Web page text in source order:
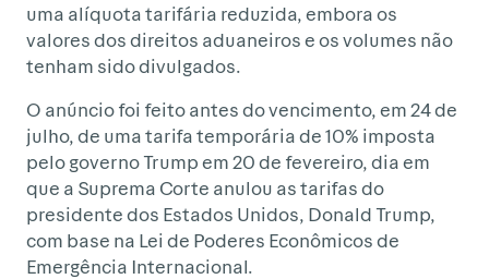
uma alíquota tarifária reduzida, embora os
valores dos direitos aduaneiros e os volumes não
tenham sido divulgados.
O anúncio foi feito antes do vencimento, em 24 de
julho, de uma tarifa temporária de 10% imposta
pelo governo Trump em 20 de fevereiro, dia em
que a Suprema Corte anulou as tarifas do
presidente dos Estados Unidos, Donald Trump,
com base na Lei de Poderes Econômicos de
Emergência Internacional.